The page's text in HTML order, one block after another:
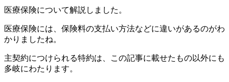
医療保険について解説しました。
医療保険には、保険料の支払い方法などに違いがあるのがわ
かりましたね。
主契約につけられる特約は、この記事に載せたもの以外にも
多岐にわたります。